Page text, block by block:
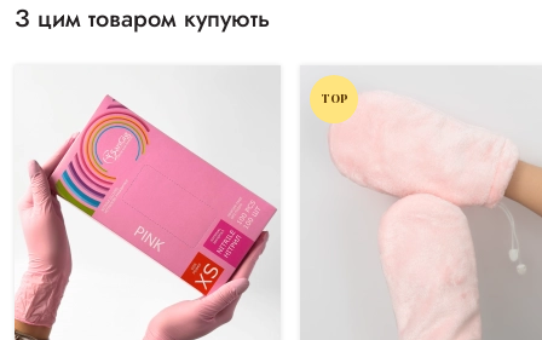
З цим товаром купують
TOP